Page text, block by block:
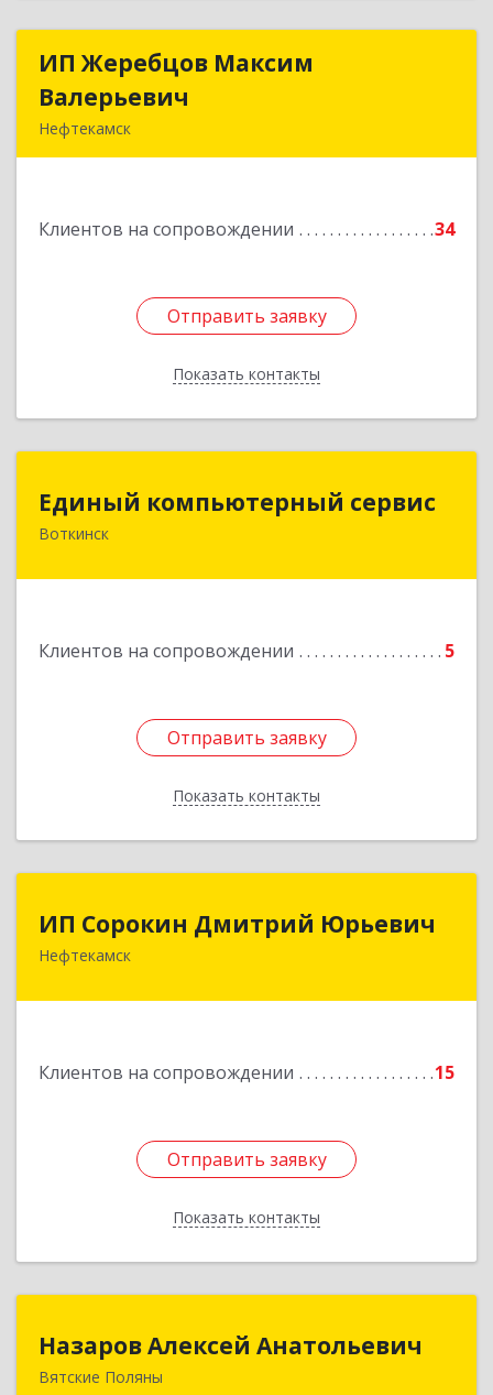
ИП Жеребцов Максим
Валерьевич
Нефтекамск
Клиентов на сопровождении 34
Отправить заявку
Показать контакты
ИП Жеребцов Максим
Подробнее
Отправить заявку
Назад
Единый компьютерный сервис
Воткинск
Клиентов на сопровождении 5
Отправить заявку
Показать контакты
Единый компьютерный сервис
Отправить заявку
Назад
ИП Сорокин Дмитрий Юрьевич
Нефтекамск
Клиентов на сопровождении 15
Отправить заявку
Показать контакты
ИП Сорокин Дмитрий Юрьевич
452684, Башкортостан Респ, Нефтекамск г,
Отправить заявку
Назад
Назаров Алексей Анатольевич
Вятские Поляны
Назаров Алексей Анатольевич
612964,Кировская обл,город Вятские Поляны